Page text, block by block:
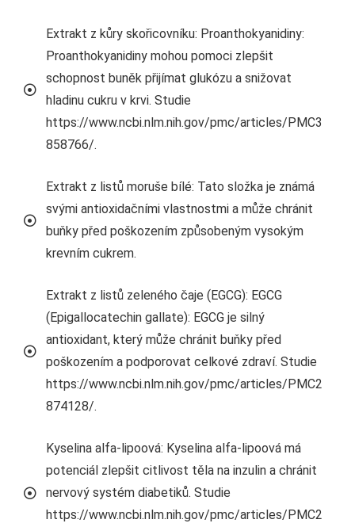
Extrakt z kůry skořicovníku: Proanthokyanidiny:
Proanthokyanidiny mohou pomoci zlepšit
schopnost buněk přijímat glukózu a snižovat
hladinu cukru v krvi. Studie
https://www.ncbi.nlm.nih.gov/pmc/articles/PMC3
858766/.
Extrakt z listů moruše bílé: Tato složka je známá
svými antioxidačními vlastnostmi a může chránit
buňky před poškozením způsobeným vysokým
krevním cukrem.
Extrakt z listů zeleného čaje (EGCG): EGCG
(Epigallocatechin gallate): EGCG je silný
antioxidant, který může chránit buňky před
poškozením a podporovat celkové zdraví. Studie
https://www.ncbi.nlm.nih.gov/pmc/articles/PMC2
874128/.
Kyselina alfa-lipoová: Kyselina alfa-lipoová má
potenciál zlepšit citlivost těla na inzulin a chránit
nervový systém diabetiků. Studie
https://www.ncbi.nlm.nih.gov/pmc/articles/PMC2